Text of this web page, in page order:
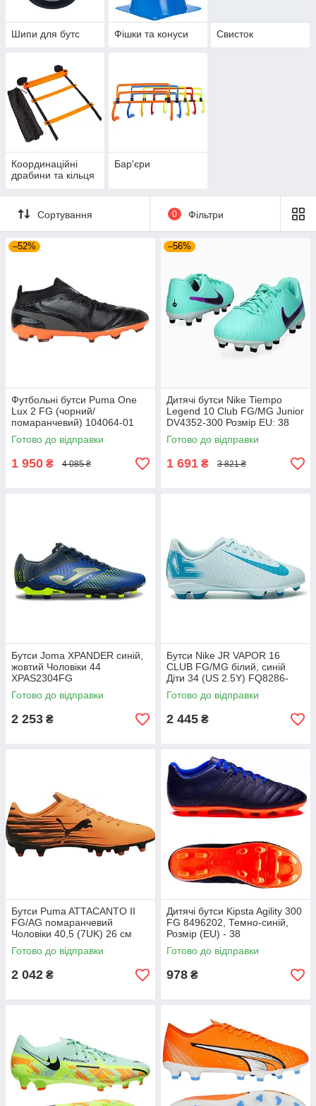
Шипи для бутс Фішки та конуси Свисток
Координаційні
драбини та кільця
Бар'єри
Сортування 0 Фільтри
–52%
Футбольні бутси Puma One
Lux 2 FG (чорний/
помаранчевий) 104064-01
Розмір EU: 44
Готово до відправки
1 950 ₴ 4 085 ₴
–56%
Дитячі бутси Nike Tiempo
Legend 10 Club FG/MG Junior
DV4352-300 Розмір EU: 38
Готово до відправки
1 691 ₴ 3 821 ₴
Бутси Joma XPANDER синій,
жовтий Чоловіки 44
XPAS2304FG
Готово до відправки
2 253 ₴
Бутси Nike JR VAPOR 16
CLUB FG/MG білий, синій
Діти 34 (US 2.5Y) FQ8286-
400
Готово до відправки
2 445 ₴
Бутси Puma ATTACANTO II
FG/AG помаранчевий
Чоловіки 40,5 (7UK) 26 см
108493-04
Готово до відправки
2 042 ₴
Дитячі бутси Kipsta Agility 300
FG 8496202, Темно-синій,
Розмір (EU) - 38
Готово до відправки
978 ₴